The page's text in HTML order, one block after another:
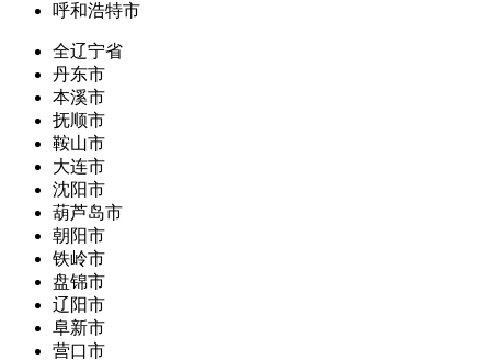
呼和浩特市
全辽宁省
丹东市
本溪市
抚顺市
鞍山市
大连市
沈阳市
葫芦岛市
朝阳市
铁岭市
盘锦市
辽阳市
阜新市
营口市